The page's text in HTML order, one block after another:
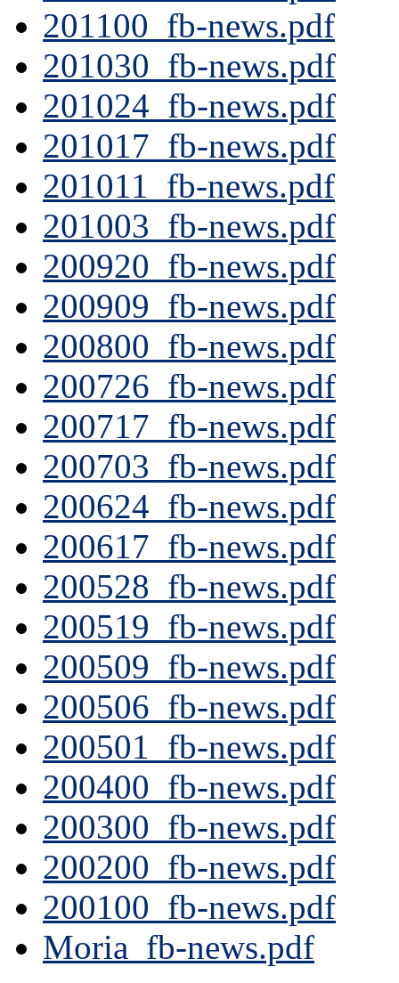
201100_fb-news.pdf
201030_fb-news.pdf
201024_fb-news.pdf
201017_fb-news.pdf
201011_fb-news.pdf
201003_fb-news.pdf
200920_fb-news.pdf
200909_fb-news.pdf
200800_fb-news.pdf
200726_fb-news.pdf
200717_fb-news.pdf
200703_fb-news.pdf
200624_fb-news.pdf
200617_fb-news.pdf
200528_fb-news.pdf
200519_fb-news.pdf
200509_fb-news.pdf
200506_fb-news.pdf
200501_fb-news.pdf
200400_fb-news.pdf
200300_fb-news.pdf
200200_fb-news.pdf
200100_fb-news.pdf
Moria_fb-news.pdf